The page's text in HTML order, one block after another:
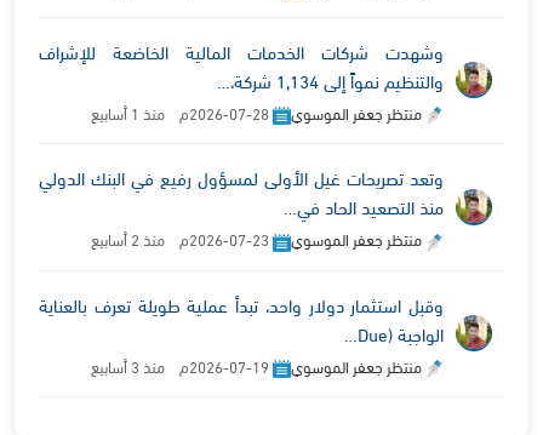
وشهدت شركات الخدمات المالية الخاضعة للإشراف
والتنظيم نمواً إلى 1,134 شركة،…
منتظر جعفر الموسوي 2026-07-28م منذ 1 أسابيع
وتعد تصريحات غيل الأولى لمسؤول رفيع في البنك الدولي
منذ التصعيد الحاد في…
منتظر جعفر الموسوي 2026-07-23م منذ 2 أسابيع
وقبل استثمار دولار واحد، تبدأ عملية طويلة تعرف بالعناية
الواجبة (Due…
منتظر جعفر الموسوي 2026-07-19م منذ 3 أسابيع